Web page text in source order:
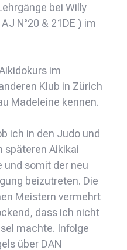
bei Willy
N°20 & 21DE ) im
im
Klub in Zürich
Madeleine kennen.
ich in den Judo und
späteren Aikikai
somit der neu
beizutreten. Die
Meistern vermehrt
dass ich nicht
machte. Infolge
über DAN